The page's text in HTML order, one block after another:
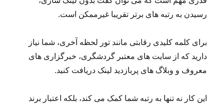
رسیدن به رتبه های برتر تقریبا غیرممکن است.
برای کلمه کلیدی رقابتی مانند تور لحظه آخری، شما نیاز
دارید که از سایت های معتبر گردشگری، خبرگزاری های
معروف و وبلاگ های پربازدید لینک دریافت کنید.
این کار نه تنها به رتبه شما کمک می کند، بلکه اعتبار برند